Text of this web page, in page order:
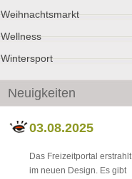
Weihnachtsmarkt
Wellness
Wintersport
Neuigkeiten
03.08.2025
Das Freizeitportal erstrahlt
im neuen Design. Es gibt